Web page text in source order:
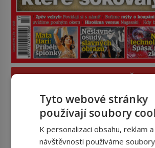
PROLISTOVAT
reklama
Tyto webové stránky
používají soubory
K personalizaci obsahu, reklam
návštěvnosti používáme